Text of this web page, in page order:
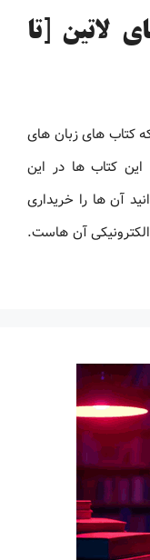
لاتین [تا
کتاب های زبان های
کتاب ها در این
آن ها را خریداری
الکترونیکی آن هاست.